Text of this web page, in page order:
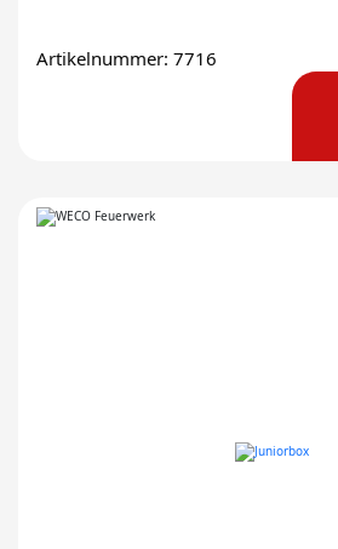
Artikelnummer: 7716